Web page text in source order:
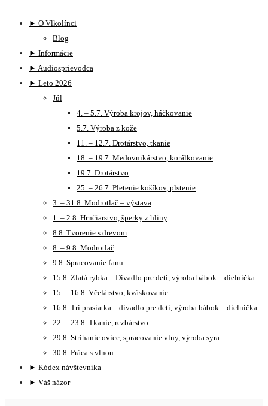
► O Vlkolínci
Blog
► Informácie
► Audiosprievodca
► Leto 2026
Júl
4. – 5.7. Výroba krojov, háčkovanie
5.7. Výroba z kože
11. – 12.7. Drotárstvo, tkanie
18. – 19.7. Medovnikárstvo, korálkovanie
19.7. Drotárstvo
25. – 26.7. Pletenie košíkov, plstenie
3. – 31.8. Modrotlač – výstava
1. – 2.8. Hrnčiarstvo, šperky z hliny
8.8. Tvorenie s drevom
8. – 9.8. Modrotlač
9.8. Spracovanie ľanu
15.8. Zlatá rybka – Divadlo pre deti, výroba bábok – dielnička
15. – 16.8. Včelárstvo, kváskovanie
16.8. Tri prasiatka – divadlo pre deti, výroba bábok – dielnička
22. – 23.8. Tkanie, rezbárstvo
29.8. Strihanie oviec, spracovanie vlny, výroba syra
30.8. Práca s vlnou
► Kódex návštevníka
► Váš názor